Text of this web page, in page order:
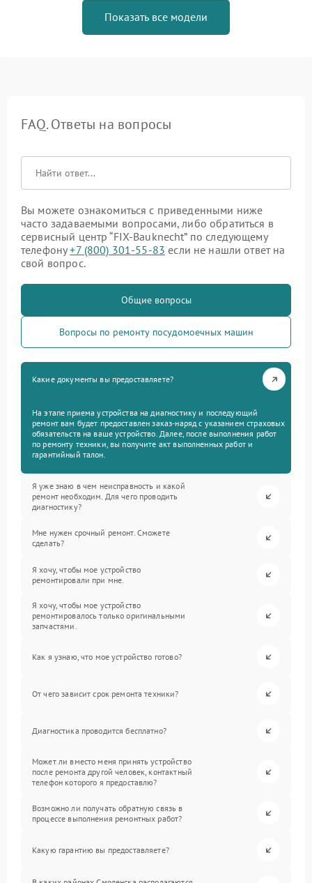
Показать все модели
FAQ. Ответы на вопросы
Вы можете ознакомиться с приведенными ниже
часто задаваемыми вопросами, либо обратиться в
сервисный центр “FIX-Bauknecht” по следующему
телефону+7 (800) 301-55-83 если не нашли ответ на
свой вопрос.
Общие вопросы
Вопросы по ремонту посудомоечных машин
Какие документы вы предоставляете?
На этапе приема устройства на диагностику и последующий
ремонт вам будет предоставлен заказ-наряд с указанием страховых
обязательств на ваше устройство. Далее, после выполнения работ
по ремонту техники, вы получите акт выполненных работ и
гарантийный талон.
Я уже знаю в чем неисправность и какой
ремонт необходим. Для чего проводить
диагностику?
Мне нужен срочный ремонт. Сможете
сделать?
Я хочу, чтобы мое устройство
ремонтировали при мне.
Я хочу, чтобы мое устройство
ремонтировалось только оригинальными
запчастями.
Как я узнаю, что мое устройство готово?
От чего зависит срок ремонта техники?
Диагностика проводится бесплатно?
Может ли вместо меня принять устройство
после ремонта другой человек, контактный
телефон которого я предоставлю?
Возможно ли получать обратную связь в
процессе выполнения ремонтных работ?
Какую гарантию вы предоставляете?